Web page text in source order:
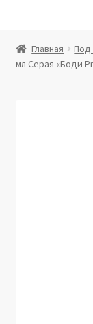
Витрина
Юридические
Главная Под
мл Серая «Боди